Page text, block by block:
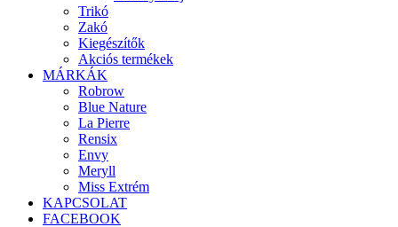
Trikó
Zakó
Kiegészítők
Akciós termékek
MÁRKÁK
Robrow
Blue Nature
La Pierre
Rensix
Envy
Meryll
Miss Extrém
KAPCSOLAT
FACEBOOK